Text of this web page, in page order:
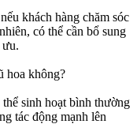
khách hàng chăm sóc
có thể cần bổ sung
ưu.
hoa không?
sinh hoạt bình thường
tác động mạnh lên